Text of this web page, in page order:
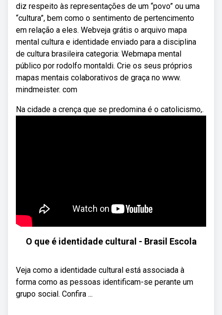
diz respeito às representações de um “povo” ou uma
“cultura”, bem como o sentimento de pertencimento
em relação a eles. Webveja grátis o arquivo mapa
mental cultura e identidade enviado para a disciplina
de cultura brasileira categoria: Webmapa mental
público por rodolfo montaldi. Crie os seus próprios
mapas mentais colaborativos de graça no www.
mindmeister. com
Na cidade a crença que se predomina é o catolicismo,.
O que é identidade cultural - Brasil Escola
Veja como a identidade cultural está associada à
forma como as pessoas identificam-se perante um
grupo social. Confira ...